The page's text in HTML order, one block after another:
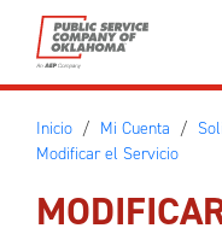
Ir al contenido principal
Inicio Mi Cuenta
Modificar el Servicio